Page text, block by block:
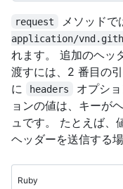
request メソッドで
application/
れます。 追加のヘッ
渡すには、2 番目の
に
headers オプシ
ョンの値は、キーが
ュです。 たとえば、
ヘッダーを送信する
Ruby